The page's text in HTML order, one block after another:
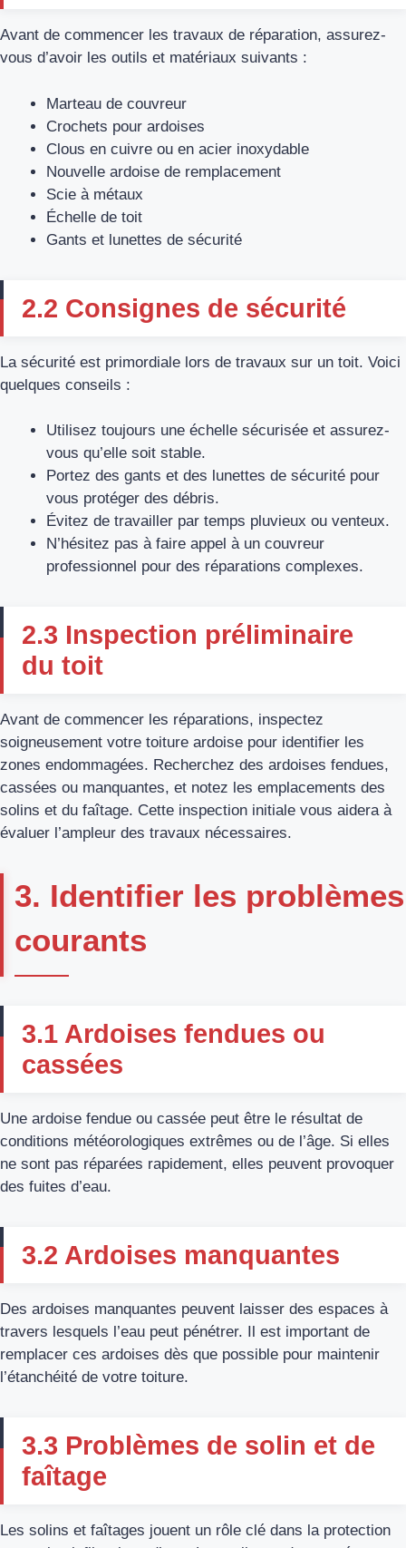
Avant de commencer les travaux de réparation, assurez-
vous d’avoir les outils et matériaux suivants :
Marteau de couvreur
Crochets pour ardoises
Clous en cuivre ou en acier inoxydable
Nouvelle ardoise de remplacement
Scie à métaux
Échelle de toit
Gants et lunettes de sécurité
2.2 Consignes de sécurité
La sécurité est primordiale lors de travaux sur un toit. Voici
quelques conseils :
Utilisez toujours une échelle sécurisée et assurez-
vous qu’elle soit stable.
Portez des gants et des lunettes de sécurité pour
vous protéger des débris.
Évitez de travailler par temps pluvieux ou venteux.
N’hésitez pas à faire appel à un couvreur
professionnel pour des réparations complexes.
2.3 Inspection préliminaire
du toit
Avant de commencer les réparations, inspectez
soigneusement votre toiture ardoise pour identifier les
zones endommagées. Recherchez des ardoises fendues,
cassées ou manquantes, et notez les emplacements des
solins et du faîtage. Cette inspection initiale vous aidera à
évaluer l’ampleur des travaux nécessaires.
3. Identifier les problèmes
courants
3.1 Ardoises fendues ou
cassées
Une ardoise fendue ou cassée peut être le résultat de
conditions météorologiques extrêmes ou de l’âge. Si elles
ne sont pas réparées rapidement, elles peuvent provoquer
des fuites d’eau.
3.2 Ardoises manquantes
Des ardoises manquantes peuvent laisser des espaces à
travers lesquels l’eau peut pénétrer. Il est important de
remplacer ces ardoises dès que possible pour maintenir
l’étanchéité de votre toiture.
3.3 Problèmes de solin et de
faîtage
Les solins et faîtages jouent un rôle clé dans la protection